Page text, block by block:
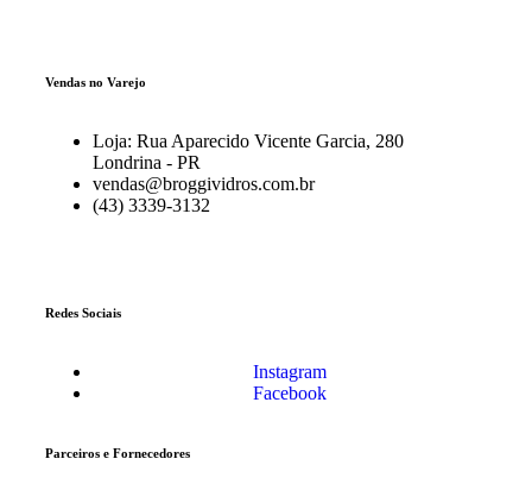
Vendas no Varejo
Loja: Rua Aparecido Vicente Garcia, 280
Londrina - PR
vendas@broggividros.com.br
(43) 3339-3132
Redes Sociais
Instagram
Facebook
Parceiros e Fornecedores